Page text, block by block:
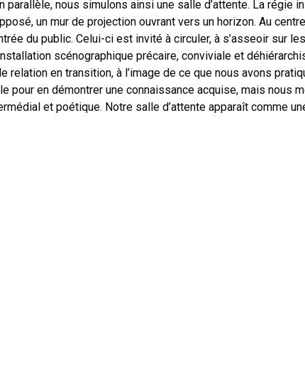
nous simulons ainsi une salle d’attente. La régie
un mur de projection ouvrant vers un horizon. Au
du public. Celui-ci est invité à circuler, à s’asseoir sur
scénographique précaire, conviviale et
relation en transition, à l’image de ce que nous avons
pour en démontrer une connaissance acquise, mais nous
et poétique. Notre salle d’attente apparaît comme